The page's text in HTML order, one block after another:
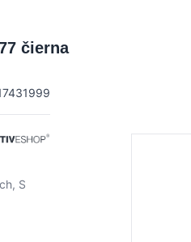
čierna
S